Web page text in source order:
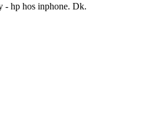
- hp hos inphone. Dk.